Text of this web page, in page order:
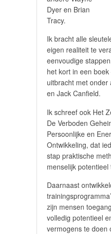
Dyer en Brian
Tracy.
Ik bracht alle
eigen realiteit te
eenvoudige
het kort in een
uitbracht met
en Jack Canfield.
Ik schreef ook Het
De Verboden
Persoonlijke en
Ontwikkeling, dat
stap praktische
menselijk
Daarnaast
zijn mensen
volledig potentieel
vermogens te doen